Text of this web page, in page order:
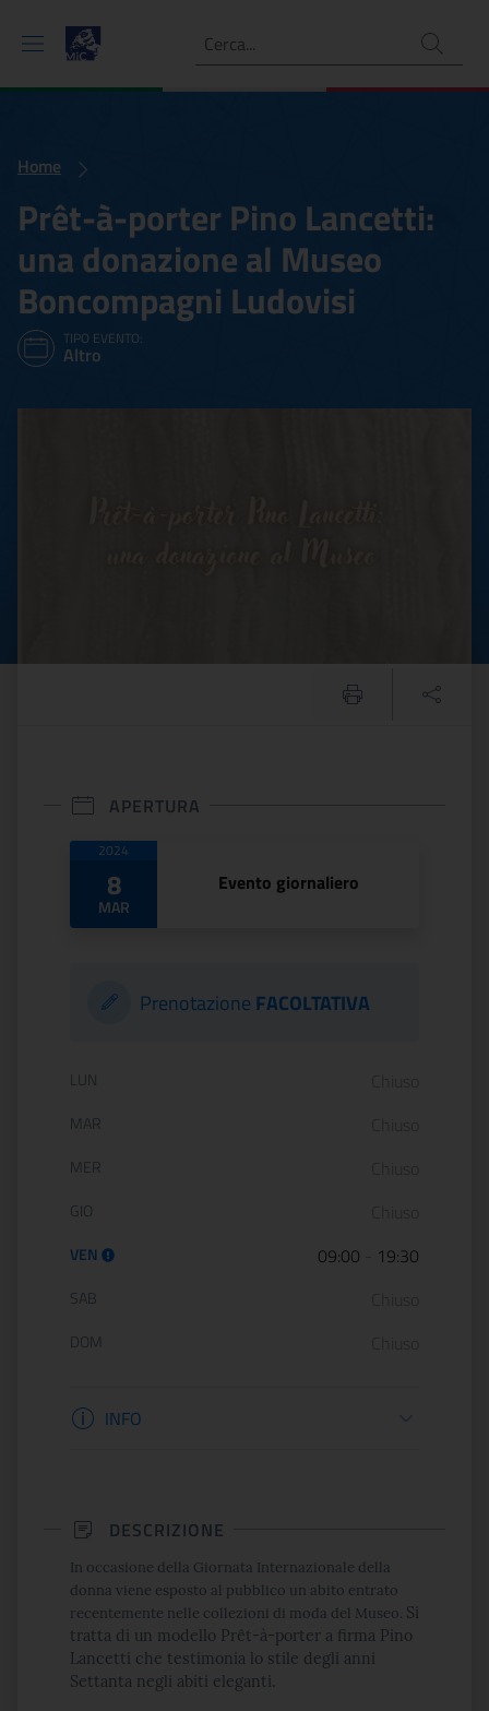
Ricerca
Home
Prêt-à-porter Pino Lancetti:
una donazione al Museo
Boncompagni Ludovisi
TIPO EVENTO:
Altro
APERTURA
Date di apertura
2024
8
MAR
Evento giornaliero
Prenotazione FACOLTATIVA
Orario di apertura:
LUN
MAR
MER
GIO
VEN 09:00 19:30
SAB
DOM
Informazioni apertura
INFO
DESCRIZIONE
In occasione della Giornata Internazionale della
donna viene esposto al pubblico un abito entrato
recentemente nelle collezioni di moda del Museo. Si
tratta di un modello Prêt-à-porter a firma Pino
Lancetti che testimonia lo stile degli anni
Settanta negli abiti eleganti.